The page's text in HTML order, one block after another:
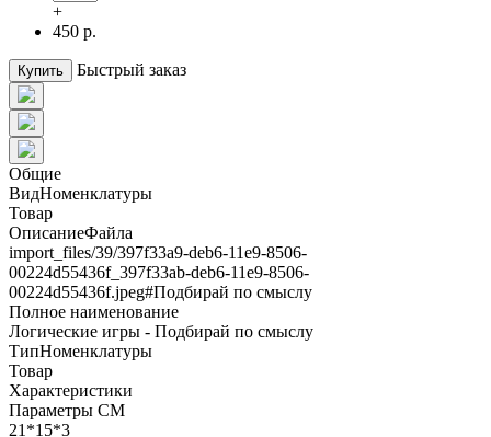
+
450 р.
Купить Быстрый заказ
Общие
ВидНоменклатуры
Товар
ОписаниеФайла
import_files/39/397f33a9-deb6-11e9-8506-
00224d55436f_397f33ab-deb6-11e9-8506-
00224d55436f.jpeg#Подбирай по смыслу
Полное наименование
Логические игры - Подбирай по смыслу
ТипНоменклатуры
Товар
Характеристики
Параметры СМ
21*15*3